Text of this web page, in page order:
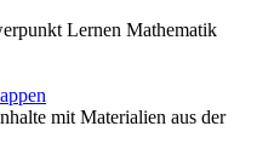
Lernen Mathematik
mit Materialien aus der